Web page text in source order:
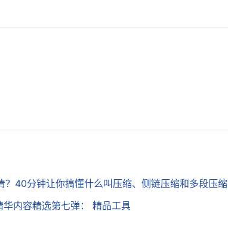
？40分钟让你搞懂什么叫压缩、侧链压缩和多段压缩
内容精选第七弹： 精品工具